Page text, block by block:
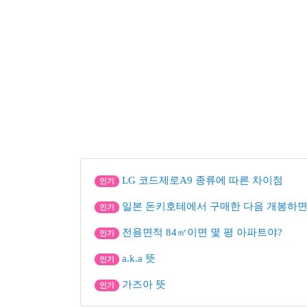
인기 LG 코드제로A9 종류에 따른 차이점
인기 일본 돈키호테에서 구매한 다음 개봉하
인기 전용면적 84㎡이면 몇 평 아파트야?
인기 a.k.a 뜻
인기 가즈아 뜻